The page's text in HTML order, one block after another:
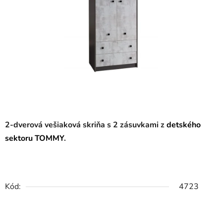
2-dverová vešiaková skriňa s 2 zásuvkamizdetského
sektoru TOMMY.
Kód: 4723